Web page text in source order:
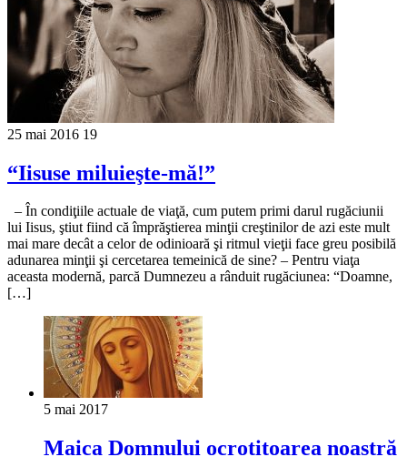
25 mai 2016 19
“Iisuse miluieşte-mă!”
– În condiţiile actuale de viaţă, cum putem primi darul rugăciunii
lui Iisus, ştiut fiind că împrăştierea minţii creştinilor de azi este mult
mai mare decât a celor de odinioară şi ritmul vieţii face greu posibilă
adunarea minţii şi cercetarea temeinică de sine? – Pentru viaţa
aceasta modernă, parcă Dumnezeu a rânduit rugăciunea: “Doamne,
[…]
5 mai 2017
Maica Domnului ocrotitoarea noastră